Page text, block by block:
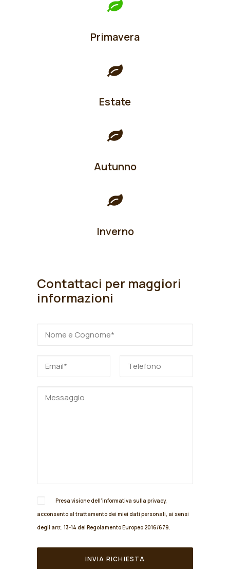
Primavera
Estate
Autunno
Inverno
Contattaci per maggiori
informazioni
Presa visione dell'informativa sulla privacy,
acconsento al trattamento dei miei dati personali, ai sensi
degli artt. 13-14 del Regolamento Europeo 2016/679.